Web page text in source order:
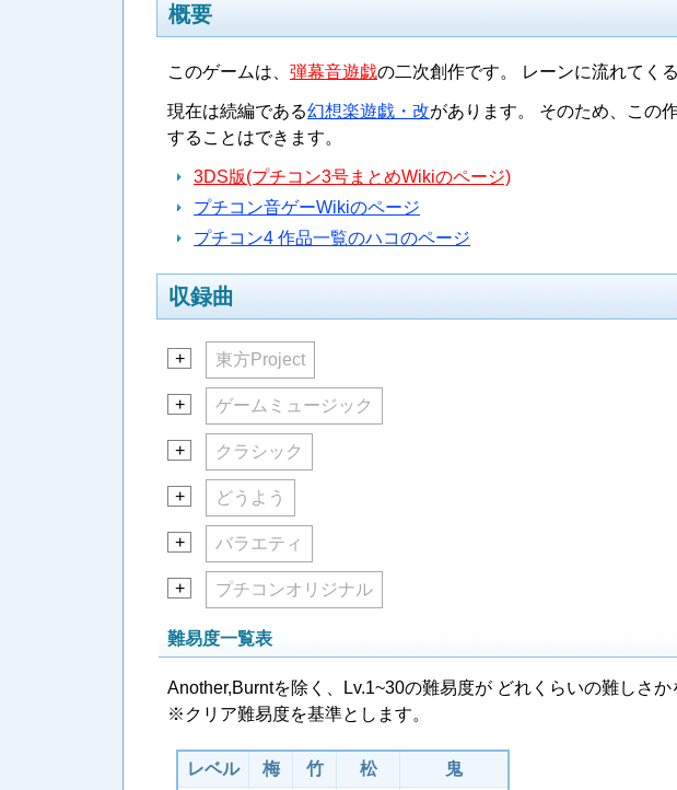
概要
このゲームは、 弾幕音遊戯の二次創作です。 レーンに流れてく
現在は続編である幻想楽遊戯・改があります。 そのため、この
することはできます。
3DS版(プチコン3号まとめWikiのページ)
プチコン音ゲーWikiのページ
プチコン4 作品一覧のハコのページ
収録曲
+ 東方Project
+ ゲームミュージック
+ クラシック
+ どうよう
+ バラエティ
+ プチコンオリジナル
難易度一覧表
Another,Burntを除く、Lv.1~30の難易度が どれくらいの難しさか
※クリア難易度を基準とします。
レベル 梅 竹 松 鬼